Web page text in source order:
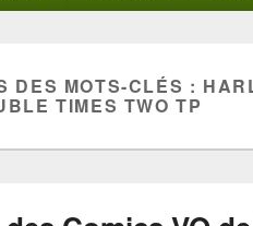
DES MOTS-CLÉS :
TIMES TWO TP